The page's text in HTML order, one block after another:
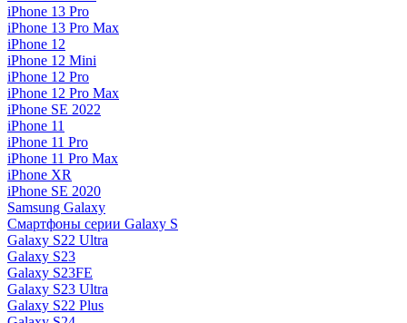
iPhone 13 Pro
iPhone 13 Pro Max
iPhone 12
iPhone 12 Mini
iPhone 12 Pro
iPhone 12 Pro Max
iPhone SE 2022
iPhone 11
iPhone 11 Pro
iPhone 11 Pro Max
iPhone XR
iPhone SE 2020
Samsung Galaxy
Смартфоны серии Galaxy S
Galaxy S22 Ultra
Galaxy S23
Galaxy S23FE
Galaxy S23 Ultra
Galaxy S22 Plus